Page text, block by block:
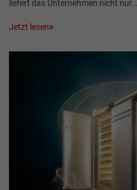
liefert das Unternehmen nicht nur…
Jetzt lesen